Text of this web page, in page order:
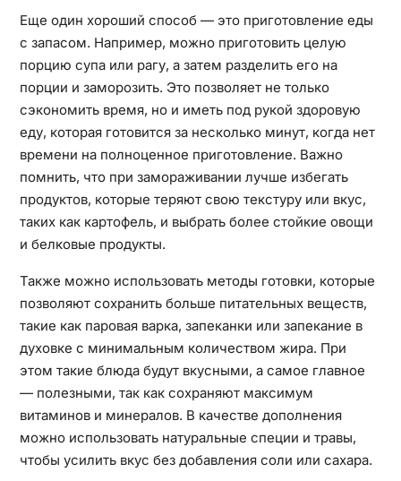
Еще один хороший способ — это приготовление еды
с запасом. Например, можно приготовить целую
порцию супа или рагу, а затем разделить его на
порции и заморозить. Это позволяет не только
сэкономить время, но и иметь под рукой здоровую
еду, которая готовится за несколько минут, когда нет
времени на полноценное приготовление. Важно
помнить, что при замораживании лучше избегать
продуктов, которые теряют свою текстуру или вкус,
таких как картофель, и выбрать более стойкие овощи
и белковые продукты.
Также можно использовать методы готовки, которые
позволяют сохранить больше питательных веществ,
такие как паровая варка, запеканки или запекание в
духовке с минимальным количеством жира. При
этом такие блюда будут вкусными, а самое главное
— полезными, так как сохраняют максимум
витаминов и минералов. В качестве дополнения
можно использовать натуральные специи и травы,
чтобы усилить вкус без добавления соли или сахара.